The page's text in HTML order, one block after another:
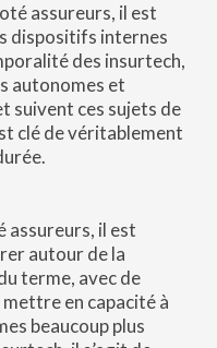
assureurs, il est
dispositifs internes
des insurtech,
autonomes et
suivent ces sujets de
clé de véritablement
assureurs, il est
autour de la
terme, avec de
en capacité à
beaucoup plus